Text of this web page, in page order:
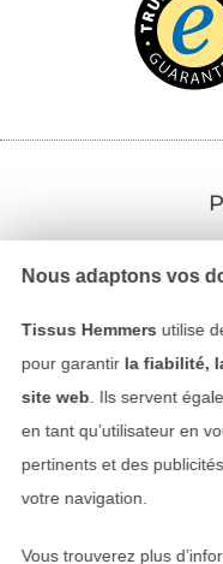
Nos
Nous adaptons vos
Tissus Hemmers utilise
pour garantir la fiabilité,
site web . Ils servent
en tant qu’utilisateur en
pertinents et des
votre navigation.
Vous trouverez plus